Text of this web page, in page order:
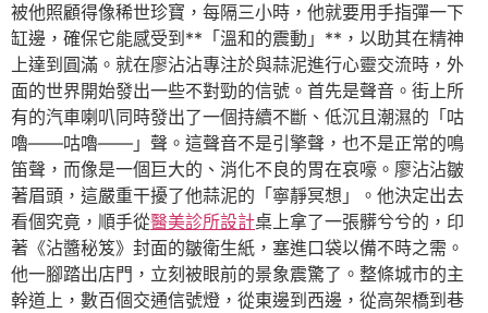
被他照顧得像稀世珍寶，每隔三小時，他就要用手指彈一下
缸邊，確保它能感受到**「溫和的震動」**，以助其在精神
上達到圓滿。就在廖沾沾專注於與蒜泥進行心靈交流時，外
面的世界開始發出一些不對勁的信號。首先是聲音。街上所
有的汽車喇叭同時發出了一個持續不斷、低沉且潮濕的「咕
嚕——咕嚕——」聲。這聲音不是引擎聲，也不是正常的鳴
笛聲，而像是一個巨大的、消化不良的胃在哀嚎。廖沾沾皺
著眉頭，這嚴重干擾了他蒜泥的「寧靜冥想」。他決定出去
看個究竟，順手從醫美診所設計桌上拿了一張髒兮兮的，印
著《沾醬秘笈》封面的皺衛生紙，塞進口袋以備不時之需。
他一腳踏出店門，立刻被眼前的景象震驚了。整條城市的主
幹道上，數百個交通信號燈，從東邊到西邊，從高架橋到巷